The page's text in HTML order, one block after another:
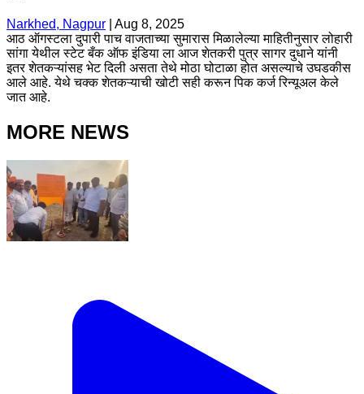
Narkhed, Nagpur
Aug 8, 2025
आठ ऑगस्टला दुपारी पाच वाजताच्या सुमारास मिळालेल्या माहितीनुसार लोहारी
सांगा येथील स्टेट बँक ऑफ इंडिया ला आज शेतकरी पुत्र सागर दुधाने यांनी
इतर शेतकऱ्यांसह भेट दिली असता तेथे मोठा घोटाळा होत असल्याचे उघडकीस
आले आहे. येथे चक्क शेतकऱ्याची खोटी सही करून पिक कर्ज रिन्यूअल केले
जात आहे.
MORE NEWS